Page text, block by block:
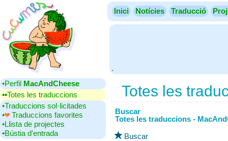
Inici Notícies Traducció
.
•‎Perfil MacAndCheese
▪▪‎Totes les traduccions
•‎Traduccions sol·licitades
•‎
Traduccions favorites
•‎Llista de projectes
•‎Bústia d'entrada
Totes les
Buscar
Totes les traduccions -
Buscar